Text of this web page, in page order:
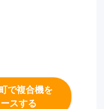
で複合機を
スする